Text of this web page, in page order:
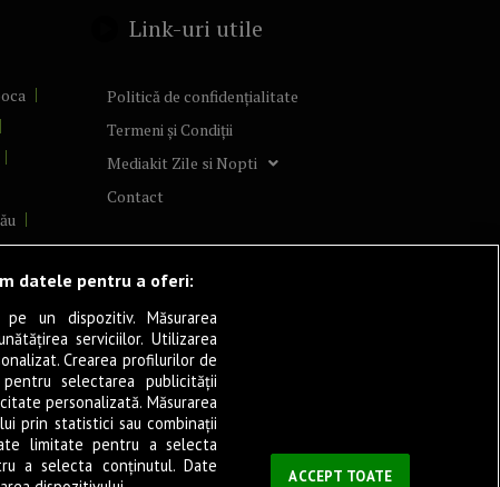
Link-uri utile
Politică de confidențialitate
Termeni și Condiții
Mediakit Zile si Nopti
Contact
datele pentru a oferi:
un dispozitiv. Măsurarea
serviciilor. Utilizarea
Crearea profilurilor de
selectarea publicității
personalizată. Măsurarea
prin statistici sau combinații
limitate pentru a selecta
a selecta conținutul. Date
ACCEPT TOATE